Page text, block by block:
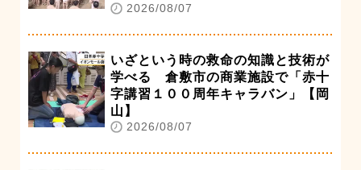
2026/08/07
いざという時の救命の知識と技術が
学べる 倉敷市の商業施設で「赤十
字講習１００周年キャラバン」【岡
山】
2026/08/07